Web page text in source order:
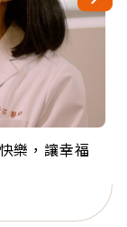
樂，讓幸福
「台灣是我
蛋黃哥小
才開始真
長羽球選
琴還登上小